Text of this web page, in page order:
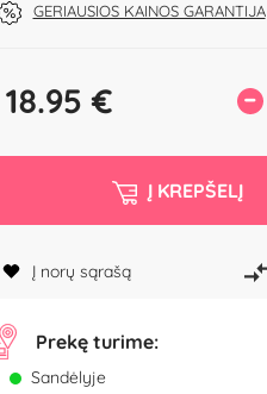
GERIAUSIOS KAINOS GARANTIJA
18.95 € –
Į KREPŠELĮ
Į norų sąrašą
Prekę turime:
Sandėlyje